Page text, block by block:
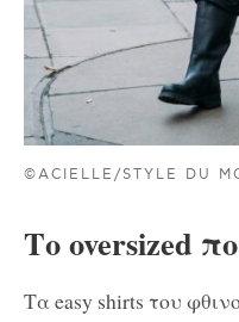
©ACIELLE/STYLE DU
Το oversized
Τα easy shirts του